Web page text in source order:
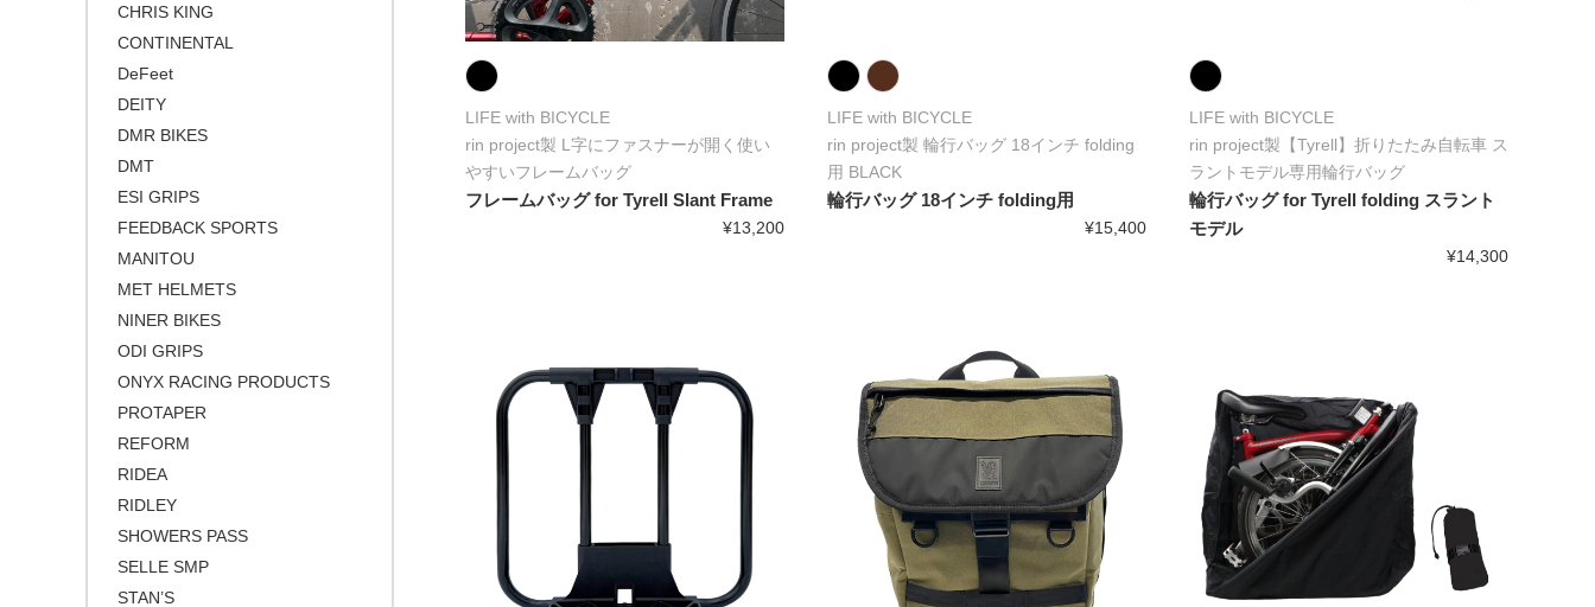
LIFE with BICYCLE
rin project製 L字にファスナーが開く使い
やすいフレームバッグ
フレームバッグ for Tyrell Slant Frame
¥13,200
LIFE with BICYCLE
rin project製 輪行バッグ 18インチ folding
用 BLACK
輪行バッグ 18インチ folding用
¥15,400
LIFE with BICYCLE
rin project製【Tyrell】折りたたみ自転車 ス
ラントモデル専用輪行バッグ
輪行バッグ for Tyrell folding スラント
モデル
¥14,300
CHRIS KING
CONTINENTAL
DeFeet
DEITY
DMR BIKES
DMT
ESI GRIPS
FEEDBACK SPORTS
MANITOU
MET HELMETS
NINER BIKES
ODI GRIPS
ONYX RACING PRODUCTS
PROTAPER
REFORM
RIDEA
RIDLEY
SHOWERS PASS
SELLE SMP
STAN’S